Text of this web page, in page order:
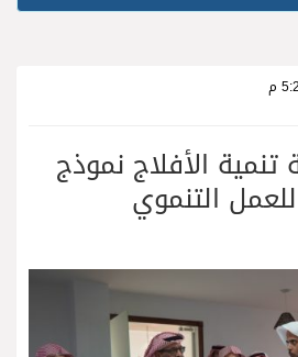
تنمية الأفلاج نموذج
التنموي